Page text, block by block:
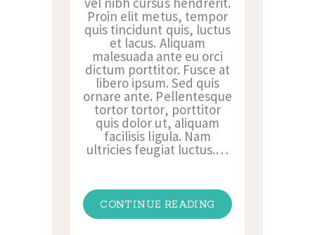
Proin elit metus, tempor
quis tincidunt quis, luctus
et lacus. Aliquam
malesuada ante eu orci
dictum porttitor. Fusce at
libero ipsum. Sed quis
ornare ante. Pellentesque
tortor tortor, porttitor
quis dolor ut, aliquam
facilisis ligula. Nam
ultricies feugiat luctus.…
CONTINUE READING